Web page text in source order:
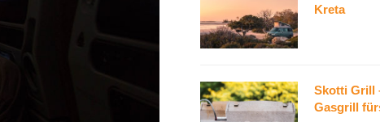
Kreta
Skotti Grill
Gasgrill